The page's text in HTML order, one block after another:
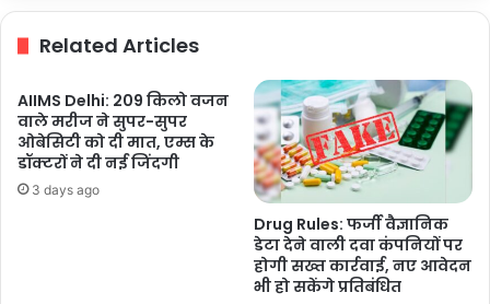
Related Articles
AIIMS Delhi: 209 किलो वजन
वाले मरीज ने सुपर-सुपर
ओबेसिटी को दी मात, एम्स के
डॉक्टरों ने दी नई जिंदगी
3 days ago
Drug Rules: फर्जी वैज्ञानिक
डेटा देने वाली दवा कंपनियों पर
होगी सख्त कार्रवाई, नए आवेदन
भी हो सकेंगे प्रतिबंधित